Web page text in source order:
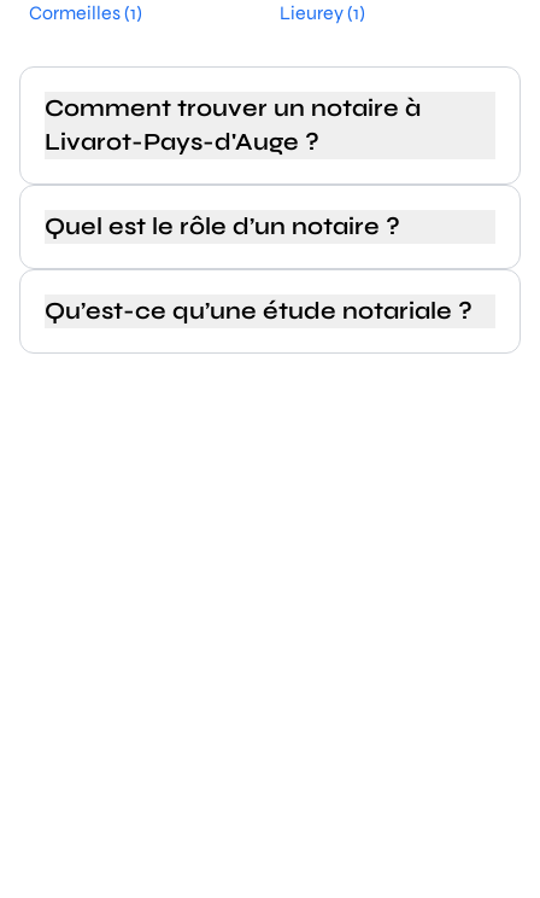
Cormeilles (1)
Lieurey (1)
Comment trouver un notaire à
Livarot-Pays-d'Auge ?
Quel est le rôle d’un notaire ?
Qu’est-ce qu’une étude notariale ?